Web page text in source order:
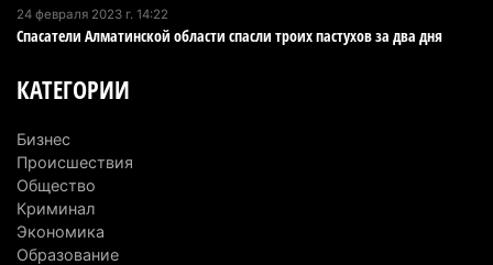
директора по коммуникациям
4 августа 2026 г. 20:22 98
Партия «Әділет» предложила превратить
рабочих мест
4 августа 2026 г. 15:11
В Алматинской области назначили нового
председателя административного суда
24 февраля 2023 г. 14:22
Спасатели Алматинской области спасли троих пастухов за два дня
КАТЕГОРИИ
Бизнес
Происшествия
Общество
Криминал
Экономика
Образование